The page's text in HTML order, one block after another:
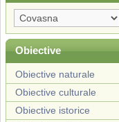
Obiective
Obiective naturale
Obiective culturale
Obiective istorice